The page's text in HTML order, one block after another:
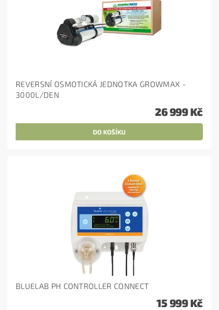
REVERSNÍ OSMOTICKÁ JEDNOTKA GROWMAX -
3000L/DEN
26 999 Kč
BLUELAB PH CONTROLLER CONNECT
15 999 Kč